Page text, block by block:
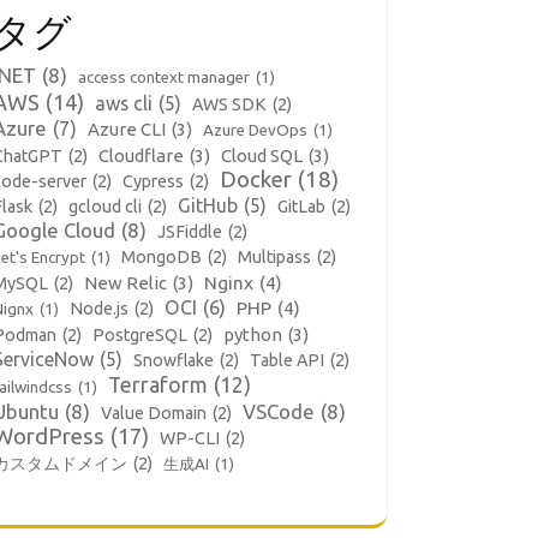
グ
(8) access context manager (1)
(14) aws cli (5) AWS SDK (2)
(7) Azure CLI (3) Azure DevOps (1)
(2) Cloudflare (3) Cloud SQL (3)
server (2) Cypress (2) Docker (18)
(2) gcloud cli (2) GitHub (5) GitLab (2)
Cloud (8) JSFiddle (2)
Encrypt (1) MongoDB (2) Multipass (2)
(2) New Relic (3) Nginx (4)
(1) Node.js (2) OCI (6) PHP (4)
(2) PostgreSQL (2) python (3)
(5) Snowflake (2) Table API (2)
(1) Terraform (12)
(8) Value Domain (2) VSCode (8)
(17) WP-CLI (2)
スタムドメイン (2) 生成AI (1)